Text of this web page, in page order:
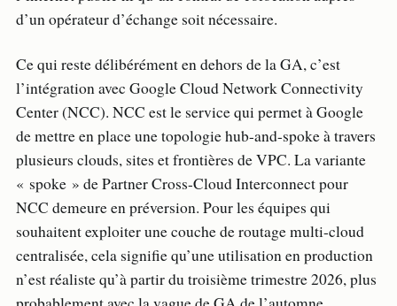
d’un opérateur d’échange soit nécessaire.
Ce qui reste délibérément en dehors de la GA, c’est
l’intégration avec Google Cloud Network Connectivity
Center (NCC). NCC est le service qui permet à Google
de mettre en place une topologie hub-and-spoke à travers
plusieurs clouds, sites et frontières de VPC. La variante
« spoke » de Partner Cross-Cloud Interconnect pour
NCC demeure en préversion. Pour les équipes qui
souhaitent exploiter une couche de routage multi-cloud
centralisée, cela signifie qu’une utilisation en production
n’est réaliste qu’à partir du troisième trimestre 2026, plus